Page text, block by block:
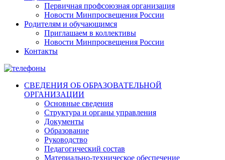
Первичная профсоюзная организация
Новости Минпросвещения России
Родителям и обучающимся
Приглашаем в коллективы
Новости Минпросвещения России
Контакты
СВЕДЕНИЯ ОБ ОБРАЗОВАТЕЛЬНОЙ
ОРГАНИЗАЦИИ
Основные сведения
Структура и органы управления
Документы
Образование
Руководство
Педагогический состав
Материально-техническое обеспечение